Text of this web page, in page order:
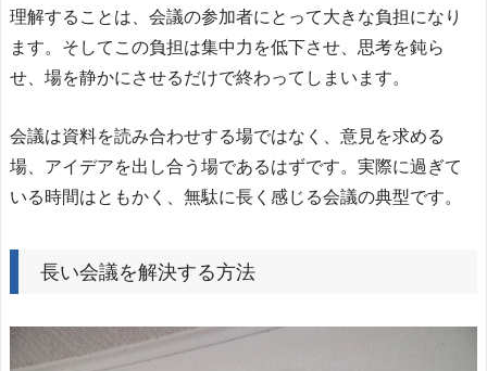
理解することは、会議の参加者にとって大きな負担になり
ます。そしてこの負担は集中力を低下させ、思考を鈍ら
せ、場を静かにさせるだけで終わってしまいます。
会議は資料を読み合わせする場ではなく、意見を求める
場、アイデアを出し合う場であるはずです。実際に過ぎて
いる時間はともかく、無駄に長く感じる会議の典型です。
長い会議を解決する方法